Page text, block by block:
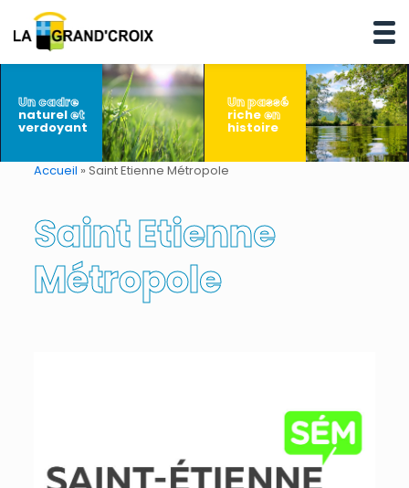
Un passé
richeen
histoire
Un cadre
naturelet
verdoyant
Accueil » Saint Etienne Métropole
Saint Etienne
Métropole